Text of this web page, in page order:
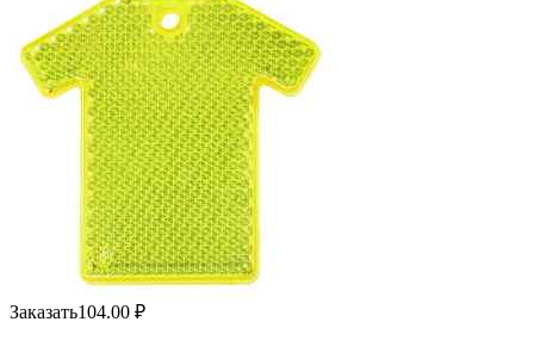
Заказать104.00 ₽